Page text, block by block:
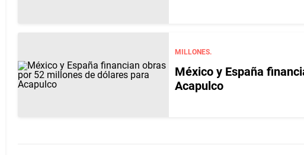
MILLONES.
México y España
Acapulco